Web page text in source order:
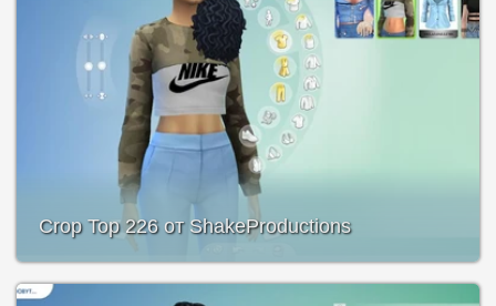
Crop Top 226 от ShakeProductions